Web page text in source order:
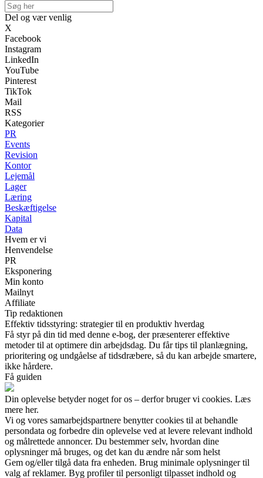
Del og vær venlig
X
Facebook
Instagram
LinkedIn
YouTube
Pinterest
TikTok
Mail
RSS
Kategorier
PR
Events
Revision
Kontor
Lejemål
Lager
Læring
Beskæftigelse
Kapital
Data
Hvem er vi
Henvendelse
PR
Eksponering
Min konto
Mailnyt
Affiliate
Tip redaktionen
Effektiv tidsstyring: strategier til en produktiv hverdag
Få styr på din tid med denne e-bog, der præsenterer effektive
metoder til at optimere din arbejdsdag. Du får tips til planlægning,
prioritering og undgåelse af tidsdræbere, så du kan arbejde smartere,
ikke hårdere.
Få guiden
Din oplevelse betyder noget for os – derfor bruger vi cookies. Læs
mere her.
Vi og vores samarbejdspartnere benytter cookies til at behandle
persondata og forbedre din oplevelse ved at levere relevant indhold
og målrettede annoncer. Du bestemmer selv, hvordan dine
oplysninger må bruges, og det kan du ændre når som helst
Gem og/eller tilgå data fra enheden. Brug minimale oplysninger til
valg af reklamer. Byg profiler til personligt tilpasset indhold og